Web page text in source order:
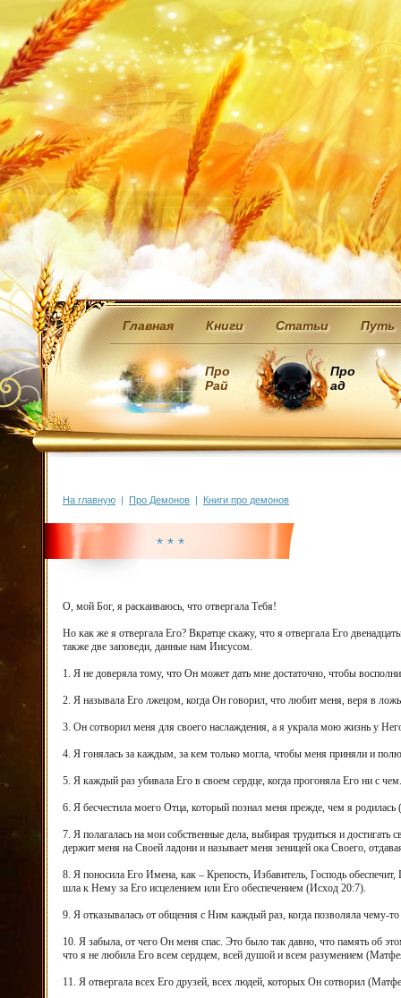
Главная Книги Статьи Путь
Про
Рай
Про
ад
На главную | Про Демонов | Книги про демонов
* * *
О, мой Бог, я раскаиваюсь, что отвергала Тебя!
Но как же я отвергала Его? Вкратце скажу, что я отвергала Его
также две заповеди, данные нам Иисусом.
1. Я не доверяла тому, что Он может дать мне достаточно, чтобы
2. Я называла Его лжецом, когда Он говорил, что любит меня, веря в
3. Он сотворил меня для своего наслаждения, а я украла мою жизнь у
4. Я гонялась за каждым, за кем только могла, чтобы меня приняли и
5. Я каждый раз убивала Его в своем сердце, когда прогоняла Его ни с
6. Я бесчестила моего Отца, который познал меня прежде, чем я
7. Я полагалась на мои собственные дела, выбирая трудиться и
держит меня на Своей ладони и называет меня зеницей ока Своего,
8. Я поносила Его Имена, как – Крепость, Избавитель, Господь
шла к Нему за Его исцелением или Его обеспечением (Исход 20:7).
9. Я отказывалась от общения с Ним каждый раз, когда позволяла чему-
10. Я забыла, от чего Он меня спас. Это было так давно, что память об
что я не любила Его всем сердцем, всей душой и всем разумением
11. Я отвергала всех Его друзей, всех людей, которых Он сотворил